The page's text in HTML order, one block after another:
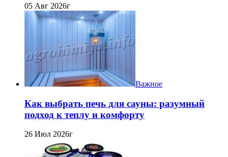
05 Авг 2026г
Важное
Как выбрать печь для сауны: разумный
подход к теплу и комфорту
26 Июл 2026г